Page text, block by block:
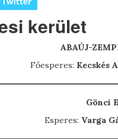
kerület
ABAÚJ-
Főesperes: Kecskés
Gönci
Esperes: Varga